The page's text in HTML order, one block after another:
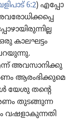
6:2) എപ്പോ​
കാലഘട്ടം
അവസാ​നി​ക്കു​
ആരംഭി​ക്കു​മെ​
യേശു തന്റെ
തുടങ്ങുന്ന
വഷളാ​കു​ന്ന​തി​